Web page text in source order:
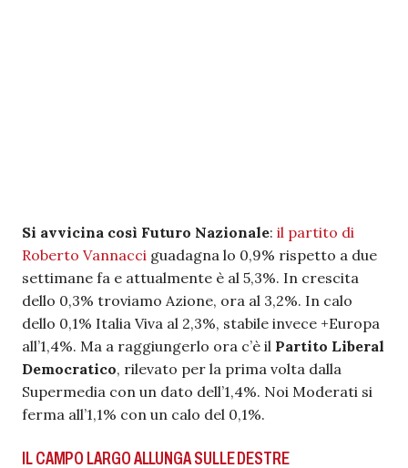
Si avvicina così Futuro Nazionale: il partito di
Roberto Vannacci guadagna lo 0,9% rispetto a due
settimane fa e attualmente è al 5,3%. In crescita
dello 0,3% troviamo Azione, ora al 3,2%. In calo
dello 0,1% Italia Viva al 2,3%, stabile invece +Europa
all’1,4%. Ma a raggiungerlo ora c’è il Partito Liberal
Democratico, rilevato per la prima volta dalla
Supermedia con un dato dell’1,4%. Noi Moderati si
ferma all’1,1% con un calo del 0,1%.
IL CAMPO LARGO ALLUNGA SULLE DESTRE